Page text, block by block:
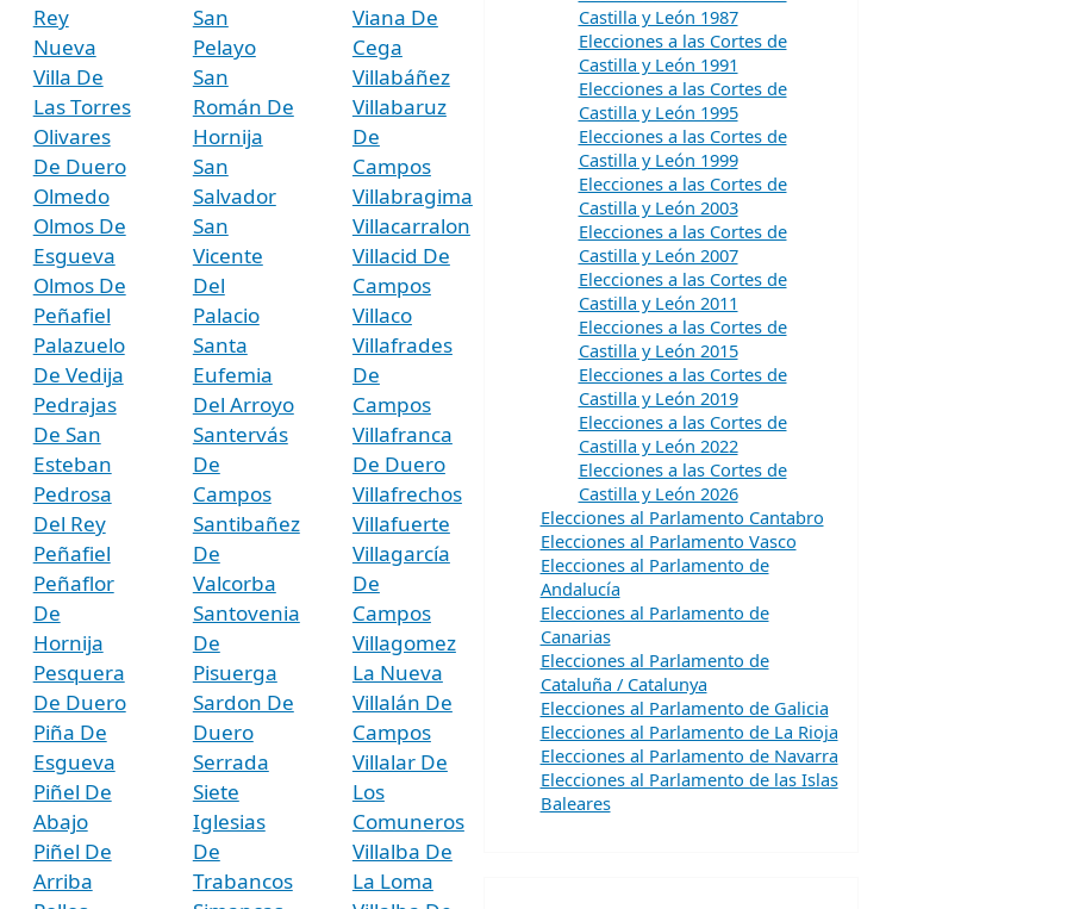
Rey
Nueva
Villa De
Las Torres
Olivares
De Duero
Olmedo
Olmos De
Esgueva
Olmos De
Peñafiel
Palazuelo
De Vedija
Pedrajas
De San
Esteban
Pedrosa
Del Rey
Peñafiel
Peñaflor
De
Hornija
Pesquera
De Duero
Piña De
Esgueva
Piñel De
Abajo
Piñel De
Arriba
San
Pelayo
San
Román De
Hornija
San
Salvador
San
Vicente
Del
Palacio
Santa
Eufemia
Del Arroyo
Santervás
De
Campos
Santibañez
De
Valcorba
Santovenia
De
Pisuerga
Sardon De
Duero
Serrada
Siete
Iglesias
De
Trabancos
Viana De
Cega
Villabáñez
Villabaruz
De
Campos
Villabragima
Villacarralon
Villacid De
Campos
Villaco
Villafrades
De
Campos
Villafranca
De Duero
Villafrechos
Villafuerte
Villagarcía
De
Campos
Villagomez
La Nueva
Villalán De
Campos
Villalar De
Los
Comuneros
Villalba De
La Loma
Castilla y León 1987
Elecciones a las Cortes de
Castilla y León 1991
Elecciones a las Cortes de
Castilla y León 1995
Elecciones a las Cortes de
Castilla y León 1999
Elecciones a las Cortes de
Castilla y León 2003
Elecciones a las Cortes de
Castilla y León 2007
Elecciones a las Cortes de
Castilla y León 2011
Elecciones a las Cortes de
Castilla y León 2015
Elecciones a las Cortes de
Castilla y León 2019
Elecciones a las Cortes de
Castilla y León 2022
Elecciones a las Cortes de
Castilla y León 2026
Elecciones al Parlamento Cantabro
Elecciones al Parlamento Vasco
Elecciones al Parlamento de
Andalucía
Elecciones al Parlamento de
Canarias
Elecciones al Parlamento de
Cataluña / Catalunya
Elecciones al Parlamento de Galicia
Elecciones al Parlamento de La Rioja
Elecciones al Parlamento de Navarra
Elecciones al Parlamento de las Islas
Baleares